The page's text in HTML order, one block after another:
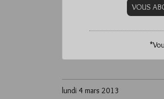
VOUS
*
lundi 4 mars 2013